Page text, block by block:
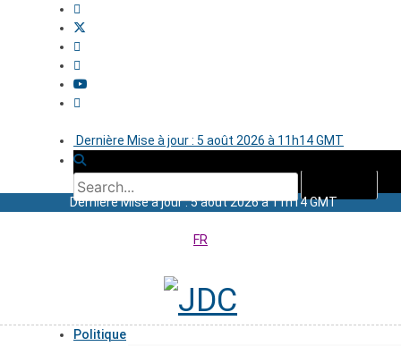
Dernière Mise à jour : 5 août 2026 à 11h14 GMT
Dernière Mise à jour : 5 août 2026 à 11h14 GMT
FR
Politique